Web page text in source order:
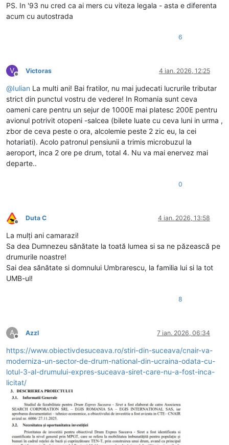
PS. In '93 nu cred ca ai mers cu viteza legala - asta e diferenta
acum cu autostrada
6
V
Deconectat
Victoras 4 ian. 2026, 12:25
@Iulian La multi ani! Bai fratilor, nu mai judecati lucrurile tributar
strict din punctul vostru de vedere! In Romania sunt ceva
oameni care pentru un sejur de 1000E mai platesc 200E pentru
avionul potrivit otopeni -salcea (bilete luate cu ceva luni in urma ,
zbor de ceva peste o ora, alcolemie peste 2 zic eu, la cei
hotariati). Acolo patronul pensiunii a trimis microbuzul la
aeroport, inca 2 ore pe drum, total 4. Nu va mai enervez mai
departe..
0
Deconectat
Duta C 4 ian. 2026, 13:58
La mulți ani camarazi!
Sa dea Dumnezeu sănătate la toată lumea si sa ne păzească pe
drumurile noastre!
Sai dea sănătate si domnului Umbrarescu, la familia lui si la tot
UMB-ul!
8
A
Deconectat
Azzl 7 ian. 2026, 06:34
https://www.obiectivdesuceava.ro/stiri-din-suceava/cnair-va-
moderniza-un-sector-de-drum-national-din-ucraina-odata-cu-
lotul-3-al-drumului-expres-suceava-siret-care-nu-a-fost-inca-
licitat/